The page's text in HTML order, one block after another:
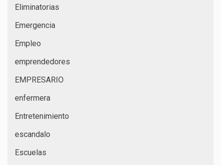
Eliminatorias
Emergencia
Empleo
emprendedores
EMPRESARIO
enfermera
Entretenimiento
escandalo
Escuelas